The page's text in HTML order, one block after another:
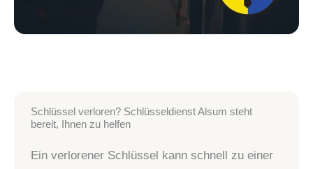
Schlüssel verloren? Schlüsseldienst Alsum steht
bereit, Ihnen zu helfen
Ein verlorener Schlüssel kann schnell zu einer